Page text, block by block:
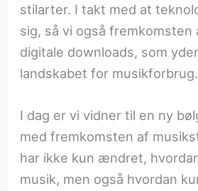
stilarter. I takt med at
sig, så vi også fremkomsten
digitale downloads, som
landskabet for musikforbrug.
I dag er vi vidner til en ny
med fremkomsten af
har ikke kun ændret,
musik, men også hvordan